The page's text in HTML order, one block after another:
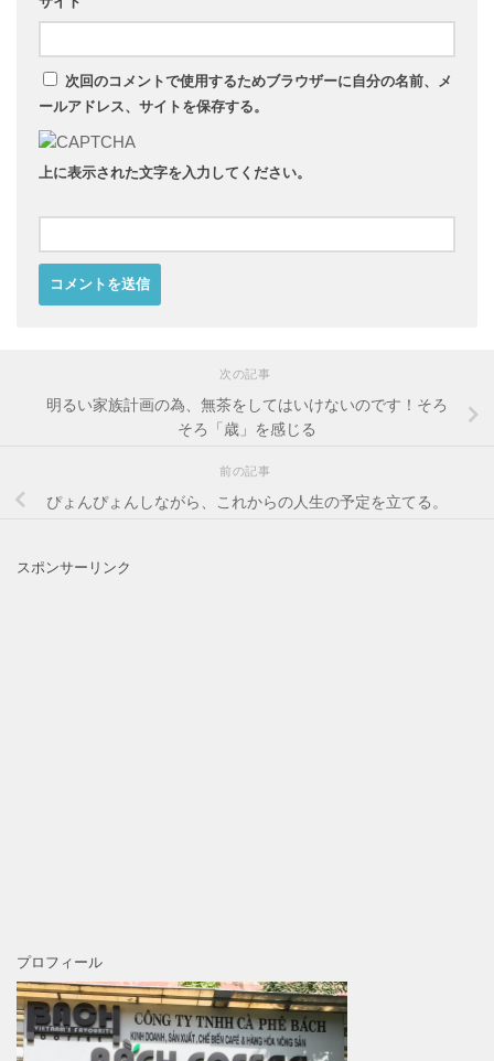
次回のコメントで使用するためブラウザーに自分の名前、メ
ールアドレス、サイトを保存する。
上に表示された文字を入力してください。
次の記事
明るい家族計画の為、無茶をしてはいけないのです！そろ
そろ「歳」を感じる
前の記事
ぴょんぴょんしながら、これからの人生の予定を立てる。
スポンサーリンク
プロフィール